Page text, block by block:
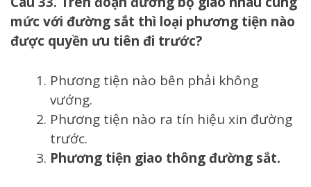
mức với đường sắt thì loại phương tiện nào
được quyền ưu tiên đi trước?
Phương tiện nào bên phải không
vướng.
Phương tiện nào ra tín hiệu xin đường
trước.
Phương tiện giao thông đường sắt.